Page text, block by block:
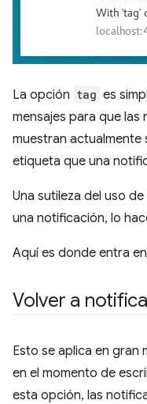
La opción tag es
mensajes para que
muestran actualmente
etiqueta que una
Una sutileza del uso de
una notificación, lo
Aquí es donde entra
Volver a
Esto se aplica en gran
en el momento de
esta opción, las